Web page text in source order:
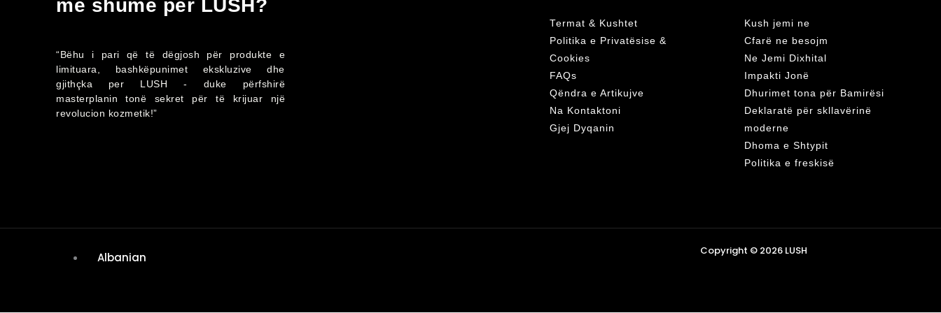
më shumë për LUSH?
“Bëhu i pari që të dëgjosh për produkte e
limituara, bashkëpunimet ekskluzive dhe
gjithçka per LUSH - duke përfshirë
masterplanin tonë sekret për të krijuar një
revolucion kozmetik!”
Termat & Kushtet
Politika e Privatësise &
Cookies
FAQs
Qëndra e Artikujve
Na Kontaktoni
Gjej Dyqanin
Kush jemi ne
Cfarë ne besojm
Ne Jemi Dixhital
Impakti Jonë
Dhurimet tona për Bamirësi
Deklaratë për skllavërinë
moderne
Dhoma e Shtypit
Politika e freskisë
Albanian Copyright © 2026 LUSH